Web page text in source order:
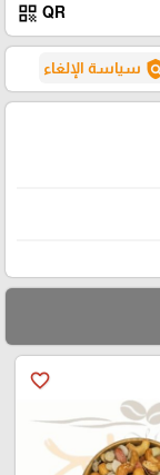
QR
qr_code
سياسة الإلغاء
favorite_border